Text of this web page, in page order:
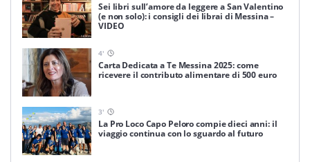
Sei libri sull’amore da leggere a San Valentino
(e non solo): i consigli dei librai di Messina –
VIDEO
4'
Carta Dedicata a Te Messina 2025: come
ricevere il contributo alimentare di 500 euro
3'
La Pro Loco Capo Peloro compie dieci anni: il
viaggio continua con lo sguardo al futuro